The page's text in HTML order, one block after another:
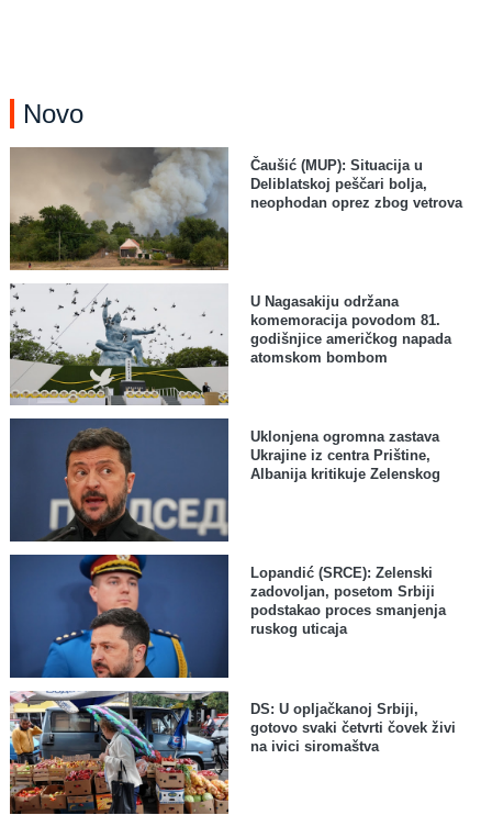
Novo
Čaušić (MUP): Situacija u
Deliblatskoj peščari bolja,
neophodan oprez zbog vetrova
U Nagasakiju održana
komemoracija povodom 81.
godišnjice američkog napada
atomskom bombom
Uklonjena ogromna zastava
Ukrajine iz centra Prištine,
Albanija kritikuje Zelenskog
Lopandić (SRCE): Zelenski
zadovoljan, posetom Srbiji
podstakao proces smanjenja
ruskog uticaja
DS: U opljačkanoj Srbiji,
gotovo svaki četvrti čovek živi
na ivici siromaštva